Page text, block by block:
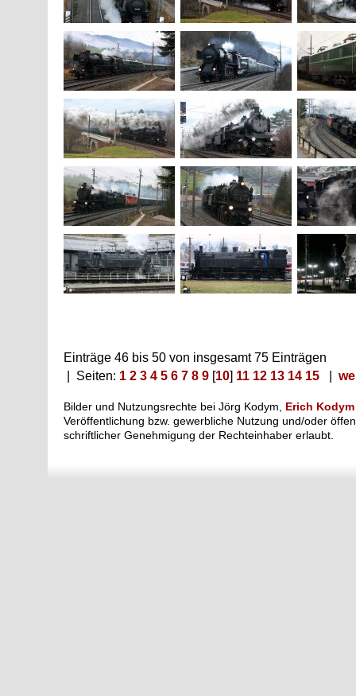
Einträge 46 bis 50 von insgesamt 75 Einträgen
| Seiten: 1 2 3 4 5 6 7 8 9 [10] 11 12 13 14 15
Bilder und Nutzungsrechte bei Jörg Kodym, Erich Kodym
Veröffentlichung bzw. gewerbliche Nutzung und/oder
schriftlicher Genehmigung der Rechteinhaber erlaubt.